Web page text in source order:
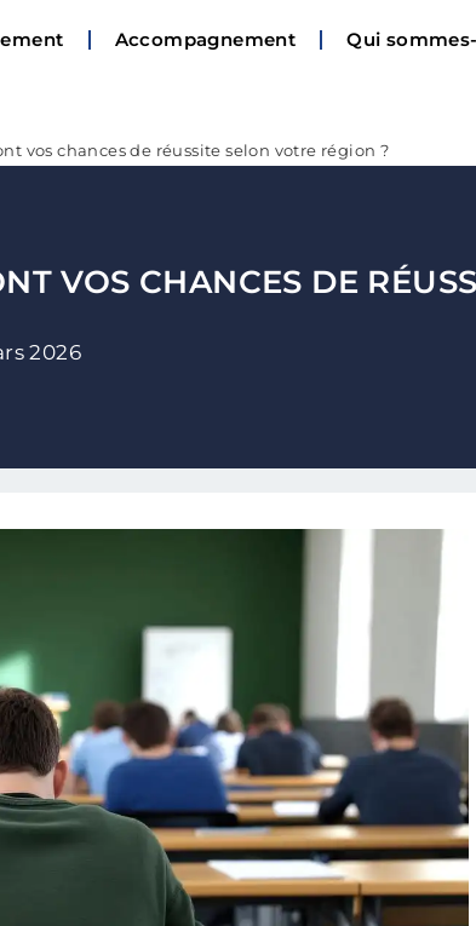
Accompagnement Qui
vos chances de réussite selon votre région ?
VOS CHANCES DE
2026